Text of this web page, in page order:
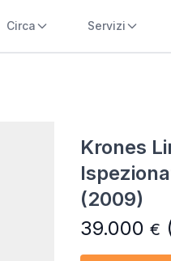
Circa Servizi
Krones
(2009)
39.000 €